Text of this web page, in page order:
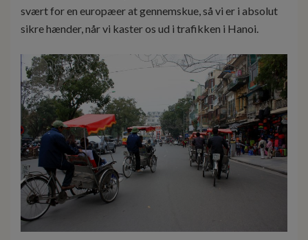
svært for en europæer at gennemskue, så vi er i absolut
sikre hænder, når vi kaster os ud i trafikken i Hanoi.